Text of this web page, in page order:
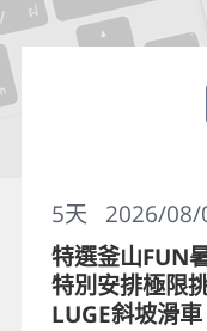
2026/08/
5天
特選釜山FUN
特別安排極限
LUGE斜坡滑